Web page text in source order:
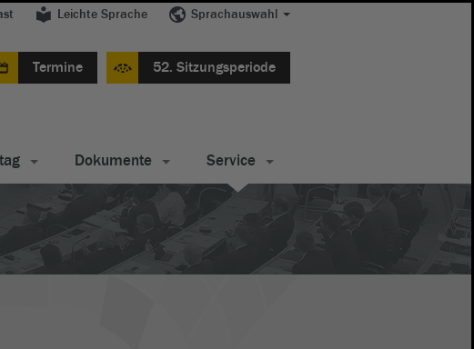
Leichte Sprache Sprachauswahl
Termine 52. Sitzungsperiode
Dokumente Service